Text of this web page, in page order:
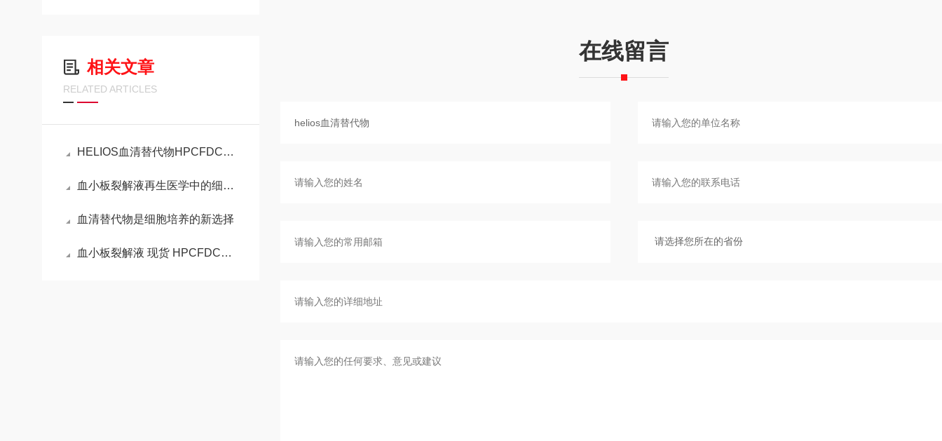
相关文章
RELATED ARTICLES
HELIOS血清替代物HPCFDCRL50 ，开启无血清细胞培养新时代！
血小板裂解液再生医学中的细胞生长引擎
血清替代物是细胞培养的新选择
血小板裂解液 现货 HPCFDCRL50 血清替代物
在线留言